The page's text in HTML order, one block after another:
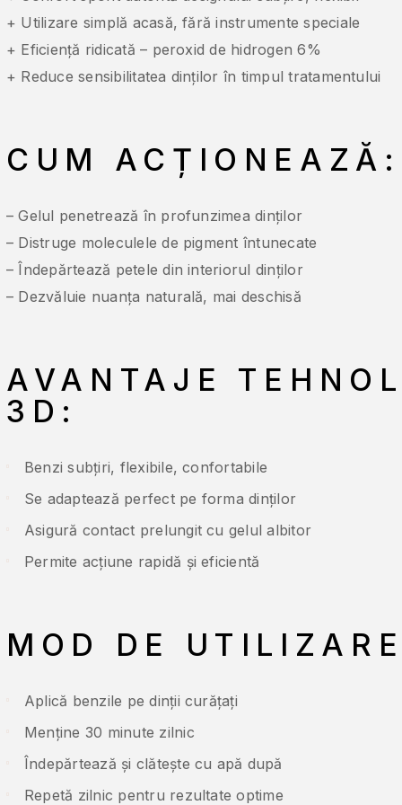
+ Utilizare simplă acasă, fără instrumente speciale
+ Eficiență ridicată – peroxid de hidrogen 6%
+ Reduce sensibilitatea dinților în timpul tratamentului
CUM ACȚIONEAZĂ:
– Gelul penetrează în profunzimea dinților
– Distruge moleculele de pigment întunecate
– Îndepărtează petele din interiorul dinților
– Dezvăluie nuanța naturală, mai deschisă
AVANTAJE
3D:
Benzi subțiri, flexibile, confortabile
Se adaptează perfect pe forma dinților
Asigură contact prelungit cu gelul albitor
Permite acțiune rapidă și eficientă
MOD DE
Aplică benzile pe dinții curățați
Menține 30 minute zilnic
Îndepărtează și clătește cu apă după
Repetă zilnic pentru rezultate optime